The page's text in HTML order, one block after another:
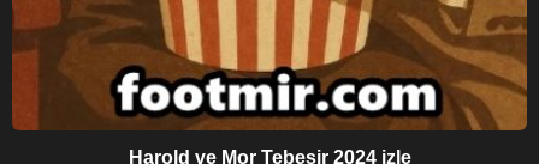
Harold ve Mor Tebeşir 2024 izle